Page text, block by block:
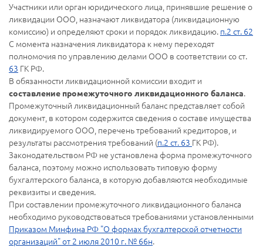
Участники или орган юридического лица, принявшие решение о
ликвидации ООО, назначают ликвидатора (ликвидационную
комиссию) и определяют сроки и порядок ликвидацию. п.2 ст. 62
С момента назначения ликвидатора к нему переходят
полномочия по управлению делами ООО в соответствии со ст.
63 ГК РФ.
В обязанности ликвидационной комиссии входит и
составление промежуточного ликвидационного баланса.
Промежуточный ликвидационный баланс представляет собой
документ, в котором содержится сведения о составе имущества
ликвидируемого ООО, перечень требований кредиторов, и
результаты рассмотрения требований (п.2 ст. 63 ГК РФ).
Законодательством РФ не установлена форма промежуточного
баланса, поэтому можно использовать типовую форму
бухгалтерского баланса, в которую добавляются необходимые
реквизиты и сведения.
При составлении промежуточного ликвидационного баланса
необходимо руководствоваться требованиями установленными
Приказом Минфина РФ "О формах бухгалтерской отчетности
организаций" от 2 июля 2010 г. № 66н.